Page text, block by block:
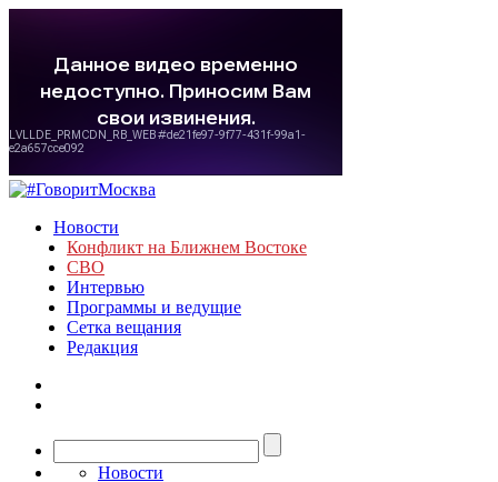
Новости
Конфликт на Ближнем Востоке
СВО
Интервью
Программы и ведущие
Сетка вещания
Редакция
Новости